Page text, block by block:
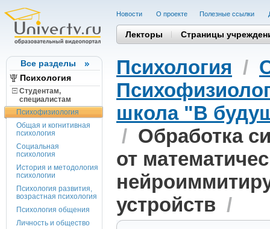
Все разделы
Психология
Студентам,
cпециалистам
Психофизиология
Общая и когнитивная
психология
Социальная
психология
История и методология
психологии
Психология развития,
возрастная психология
Психология общения
Личность и общество
Новости О проекте Полезные cсылки
Лекторы Страницы
Психология /
школа "В
/ Обработка
от
устройств /